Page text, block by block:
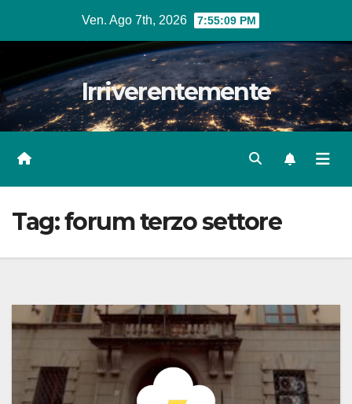
Ven. Ago 7th, 2026 7:55:10 PM
Irriverentemente
Tag:forum terzo settore